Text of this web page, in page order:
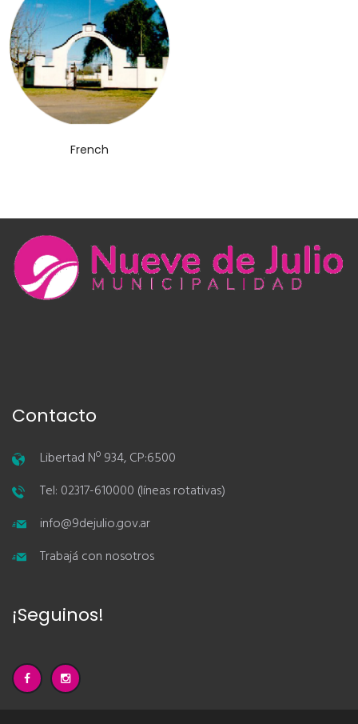
French
Contacto
Libertad Nº 934, CP:6500
Tel: 02317-610000 (líneas rotativas)
info@9dejulio.gov.ar
Trabajá con nosotros
¡Seguinos!